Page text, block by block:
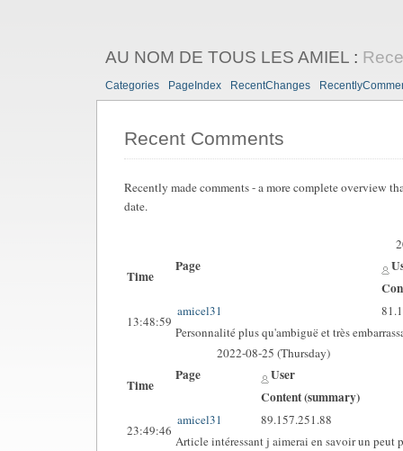
AU NOM DE TOUS LES AMIEL:
Categories PageIndex RecentChanges
Recent Comments
Recently made comments - a more complete overview
date.
Time
Page
13:48:59
amicel31
Personnalité plus qu'ambiguë et très
2022-08-25 (Thursday)
Time
Page
User
Content (summary)
23:49:46
amicel31
89.157.251.88
Article intéressant j aimerai en savoir un peut